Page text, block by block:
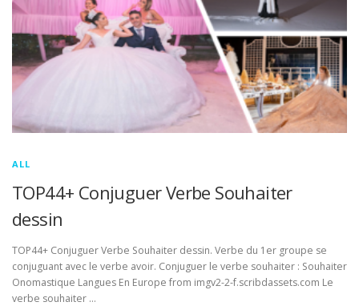
ALL
TOP44+ Conjuguer Verbe Souhaiter
dessin
TOP44+ Conjuguer Verbe Souhaiter dessin. Verbe du 1er groupe se
conjuguant avec le verbe avoir. Conjuguer le verbe souhaiter : Souhaiter
Onomastique Langues En Europe from imgv2-2-f.scribdassets.com Le
verbe souhaiter …